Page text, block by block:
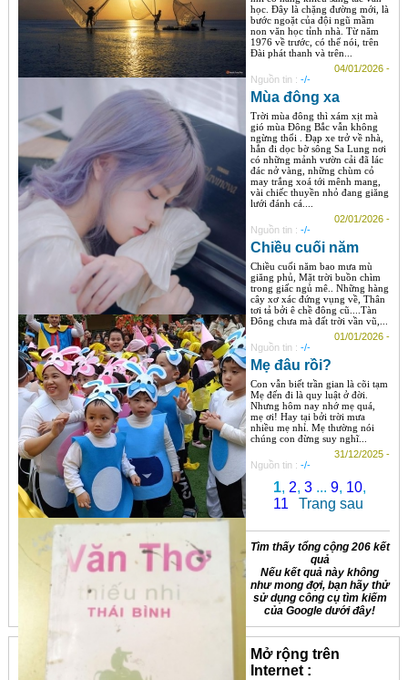
học. Đây là chặng đường mới, là
bước ngoặt của đội ngũ mầm
non văn học tỉnh nhà. Từ năm
1976 về trước, có thể nói, trên
Đài phát thanh và trên...
04/01/2026 -
Nguồn tin : -/-
Mùa đông xa
Trời mùa đông thì xám xịt mà
gió mùa Đông Bắc vẫn không
ngừng thổi . Đạp xe trở về nhà,
hắn đi dọc bờ sông Sa Lung nơi
có những mảnh vườn cải đã lác
đác nở vàng, những chùm cỏ
may trắng xoá tới mênh mang,
vài chiếc thuyền nhỏ đang giăng
lưới đánh cá....
02/01/2026 -
Nguồn tin : -/-
Chiều cuối năm
Chiều cuối năm bao mưa mù
giăng phủ, Mặt trời buồn chìm
trong giấc ngủ mê.. Những hàng
cây xơ xác đứng vụng về, Thân
tơi tả bởi ê chề đông cũ....Tàn
Đông chưa mà đất trời vần vũ,...
01/01/2026 -
Nguồn tin : -/-
Mẹ đâu rồi?
Con vẫn biết trần gian là cõi tạm
Mẹ đến đi là quy luật ở đời.
Nhưng hôm nay nhớ mẹ quá,
mẹ ơi! Hay tại bởi trời mưa
nhiều mẹ nhỉ. Mẹ thường nói
chúng con đừng suy nghĩ...
31/12/2025 -
Nguồn tin : -/-
1,2,3 ...9, 10,
11
Trang sau
Tìm thấy tổng cộng 206 kết
quả
Nếu kết quả này không
như mong đợi, bạn hãy thử
sử dụng công cụ tìm kiếm
của Google dưới đây!
Mở rộng trên
Internet :